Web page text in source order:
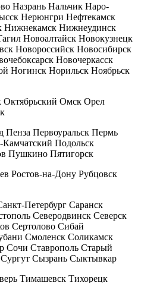
Назрань Нальчик Наро-
Нерюнгри Нефтекамск
Нижнекамск Нижнеудинск
Новоалтайск Новокузнецк
Новороссийск Новосибирск
Новочеркасск
Ногинск Норильск Ноябрьск
Омск Орел
Пенза Первоуральск Пермь
Камчатский Подольск
Пушкино Пятигорск
Ростов-на-Дону Рубцовск
Петербург Саранск
Северодвинск Северск
Сертолово Сибай
Смоленск Соликамск
Сочи Ставрополь Старый
Сызрань Сыктывкар
Тимашевск Тихорецк